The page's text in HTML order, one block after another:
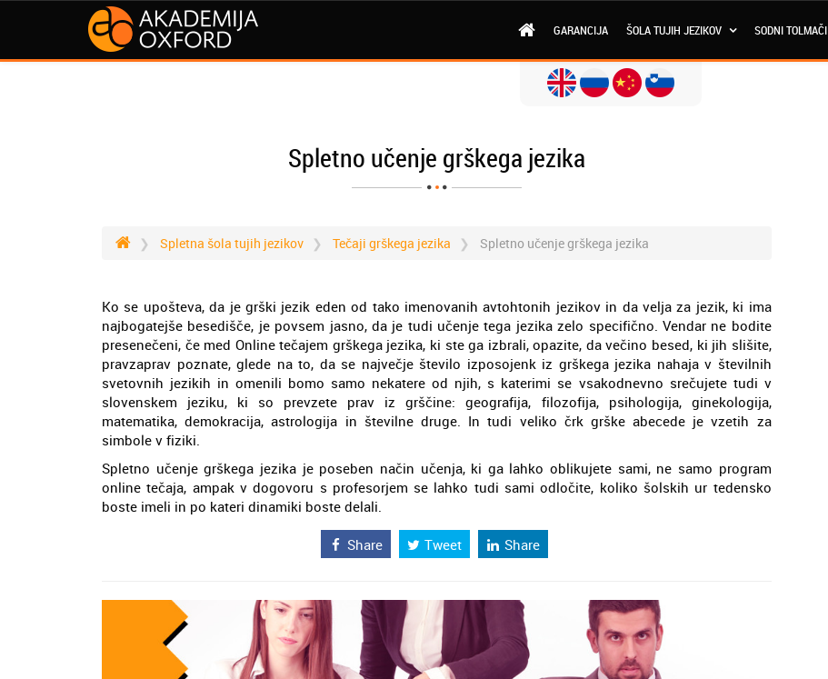
GARANCIJA ŠOLA TUJIH JEZIKOV SODNI TOLMAČI
Spletno učenje grškega jezika
Spletna šola tujih jezikov Tečaji grškega jezika Spletno učenje grškega jezika
Ko se upošteva, da je grški jezik eden od tako imenovanih avtohtonih jezikov in da velja za jezik, ki ima
najbogatejše besedišče, je povsem jasno, da je tudi učenje tega jezika zelo specifično. Vendar ne bodite
presenečeni, če med Online tečajem grškega jezika, ki ste ga izbrali, opazite, da večino besed, ki jih slišite,
pravzaprav poznate, glede na to, da se največje število izposojenk iz grškega jezika nahaja v številnih
svetovnih jezikih in omenili bomo samo nekatere od njih, s katerimi se vsakodnevno srečujete tudi v
slovenskem jeziku, ki so prevzete prav iz grščine: geografija, filozofija, psihologija, ginekologija,
matematika, demokracija, astrologija in številne druge. In tudi veliko črk grške abecede je vzetih za
simbole v fiziki.
Spletno učenje grškega jezika je poseben način učenja, ki ga lahko oblikujete sami, ne samo program
online tečaja, ampak v dogovoru s profesorjem se lahko tudi sami odločite, koliko šolskih ur tedensko
boste imeli in po kateri dinamiki boste delali.
Share Tweet Share